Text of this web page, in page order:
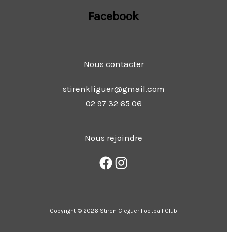
Facebook
Nous contacter
stirenkliguer@gmail.com
02 97 32 65 06
Nous rejoindre
Copyright © 2026 Stiren Cleguer Football Club